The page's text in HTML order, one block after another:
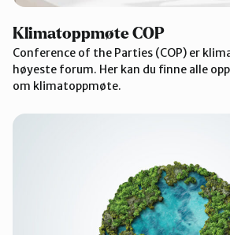
Klimatoppmøte COP
Conference of the Parties (COP) er
høyeste forum. Her kan du finne alle
om klimatoppmøte.